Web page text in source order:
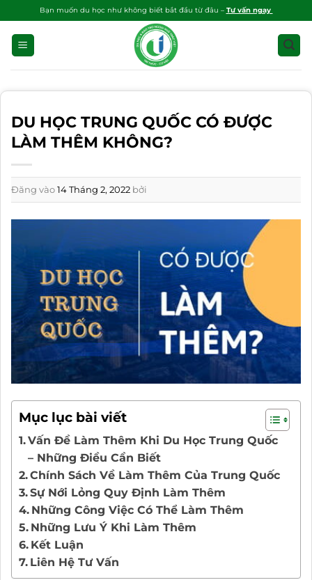
qua
dung
Bạn muốn du học như không biết bắt đầu từ đâu – Tư vấn ngay
DU HỌC TRUNG QUỐC CÓ ĐƯỢC
LÀM THÊM KHÔNG?
Đăng vào14 Tháng 2, 2022 bởi
Mục lục bài viết
Vấn Đề Làm Thêm Khi Du Học Trung Quốc
– Những Điều Cần Biết
Chính Sách Về Làm Thêm Của Trung Quốc
Sự Nới Lỏng Quy Định Làm Thêm
Những Công Việc Có Thể Làm Thêm
Những Lưu Ý Khi Làm Thêm
Kết Luận
Liên Hệ Tư Vấn